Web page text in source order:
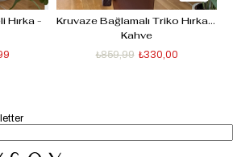
Hırka -
Kruvaze Bağlamalı Triko Hırka -
Kahve
₺330,00
₺859,99